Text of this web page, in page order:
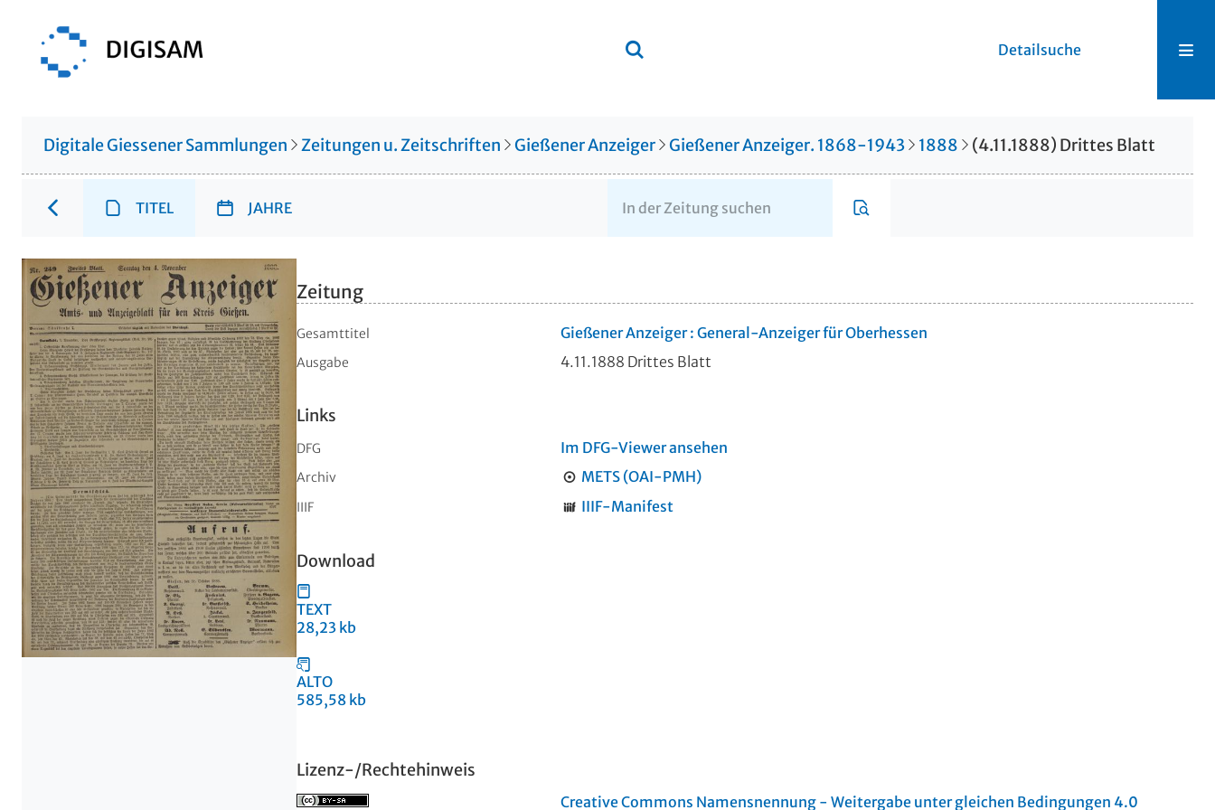
Detailsuche
Digitale Giessener Sammlungen Zeitungen u. Zeitschriften Gießener Anzeiger Gießener Anzeiger. 1868-1943 1888 (4.11.1888) Drittes Blatt
TITEL JAHRE
Zeitung
Gesamttitel Gießener Anzeiger : General-Anzeiger für Oberhessen
Ausgabe 4.11.1888 Drittes Blatt
Links
DFG Im DFG-Viewer ansehen
Archiv METS (OAI-PMH)
IIIF IIIF-Manifest
Download
TEXT
28,23 kb
ALTO
585,58 kb
Lizenz-/Rechtehinweis
Creative Commons Namensnennung - Weitergabe unter gleichen Bedingungen 4.0